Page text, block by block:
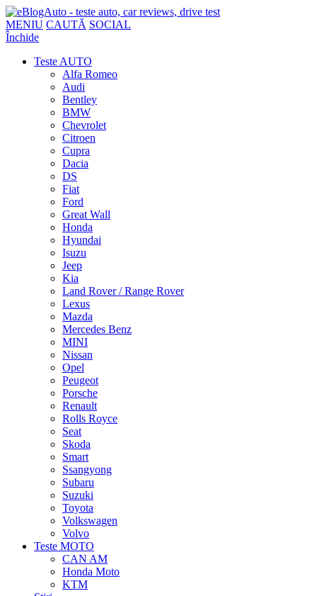
MENIU CAUTĂ SOCIAL
Închide
Teste AUTO
Alfa Romeo
Audi
Bentley
BMW
Chevrolet
Citroen
Cupra
Dacia
DS
Fiat
Ford
Great Wall
Honda
Hyundai
Isuzu
Jeep
Kia
Land Rover / Range Rover
Lexus
Mazda
Mercedes Benz
MINI
Nissan
Opel
Peugeot
Porsche
Renault
Rolls Royce
Seat
Skoda
Smart
Ssangyong
Subaru
Suzuki
Toyota
Volkswagen
Volvo
Teste MOTO
CAN AM
Honda Moto
KTM